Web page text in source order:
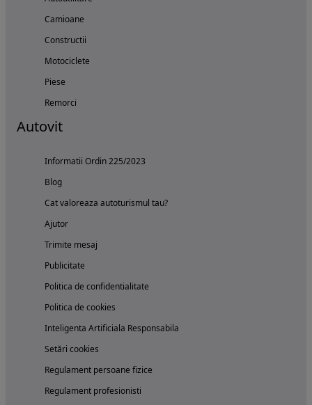
Camioane
Constructii
Motociclete
Piese
Remorci
Autovit
Informatii Ordin 225/2023
Blog
Cat valoreaza autoturismul tau?
Ajutor
Trimite mesaj
Publicitate
Politica de confidentialitate
Politica de cookies
Inteligenta Artificiala Responsabila
Setări cookies
Regulament persoane fizice
Regulament profesionisti